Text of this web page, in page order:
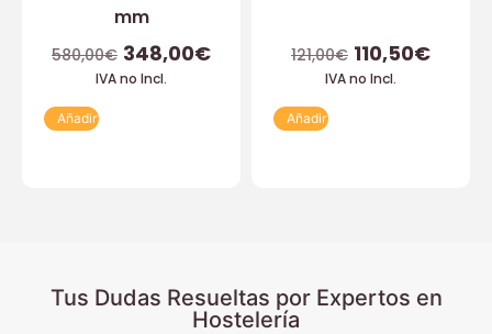
mm
580,00€ 348,00€
IVA no Incl.
Añadir
121,00€ 110,50€
IVA no Incl.
Añadir
Tus Dudas Resueltas por Expertos en
Hostelería